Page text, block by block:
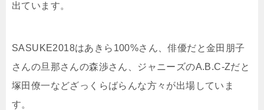
出ています。
SASUKE2018はあきら100%さん、俳優だと金田朋子
さんの旦那さんの森渉さん、ジャニーズのA.B.C-Zだと
塚田僚一などざっくらばらんな方々が出場していま
す。